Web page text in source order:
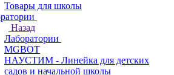
Товары для школы
Назад
Лаборатории
MGBOT
НАУСТИМ - Линейка для детских
садов и начальной школы